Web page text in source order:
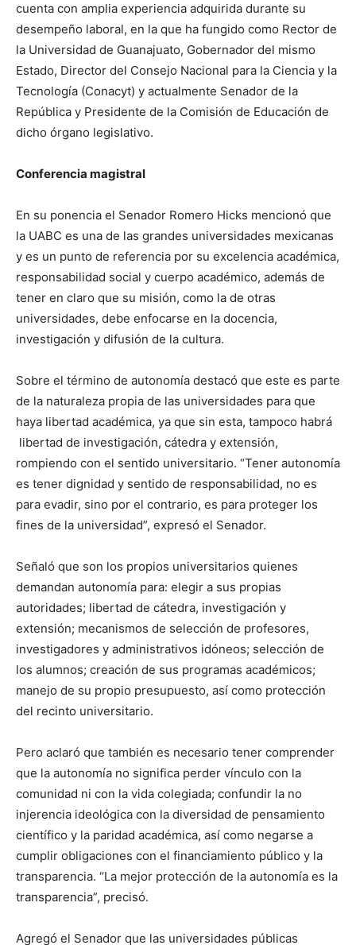
cuenta con amplia experiencia adquirida durante su
desempeño laboral, en la que ha fungido como Rector de
la Universidad de Guanajuato, Gobernador del mismo
Estado, Director del Consejo Nacional para la Ciencia y la
Tecnología (Conacyt) y actualmente Senador de la
República y Presidente de la Comisión de Educación de
dicho órgano legislativo.
Conferencia magistral
En su ponencia el Senador Romero Hicks mencionó que
la UABC es una de las grandes universidades mexicanas
y es un punto de referencia por su excelencia académica,
responsabilidad social y cuerpo académico, además de
tener en claro que su misión, como la de otras
universidades, debe enfocarse en la docencia,
investigación y difusión de la cultura.
Sobre el término de autonomía destacó que este es parte
de la naturaleza propia de las universidades para que
haya libertad académica, ya que sin esta, tampoco habrá
libertad de investigación, cátedra y extensión,
rompiendo con el sentido universitario. “Tener autonomía
es tener dignidad y sentido de responsabilidad, no es
para evadir, sino por el contrario, es para proteger los
fines de la universidad”, expresó el Senador.
Señaló que son los propios universitarios quienes
demandan autonomía para: elegir a sus propias
autoridades; libertad de cátedra, investigación y
extensión; mecanismos de selección de profesores,
investigadores y administrativos idóneos; selección de
los alumnos; creación de sus programas académicos;
manejo de su propio presupuesto, así como protección
del recinto universitario.
Pero aclaró que también es necesario tener comprender
que la autonomía no significa perder vínculo con la
comunidad ni con la vida colegiada; confundir la no
injerencia ideológica con la diversidad de pensamiento
científico y la paridad académica, así como negarse a
cumplir obligaciones con el financiamiento público y la
transparencia. “La mejor protección de la autonomía es la
transparencia”, precisó.
Agregó el Senador que las universidades públicas